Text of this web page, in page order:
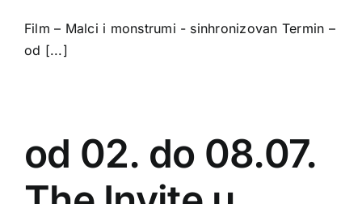
Film – Malci i monstrumi - sinhronizovan Termin –
od [...]
od 02. do 08.07.